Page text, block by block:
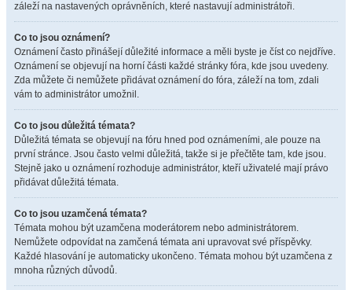
záleží na nastavených oprávněních, které nastavují administrátoři.
Co to jsou oznámení?
Oznámení často přinášejí důležité informace a měli byste je číst co nejdříve.
Oznámení se objevují na horní části každé stránky fóra, kde jsou uvedeny.
Zda můžete či nemůžete přidávat oznámení do fóra, záleží na tom, zdali
vám to administrátor umožnil.
Co to jsou důležitá témata?
Důležitá témata se objevují na fóru hned pod oznámeními, ale pouze na
první stránce. Jsou často velmi důležitá, takže si je přečtěte tam, kde jsou.
Stejně jako u oznámení rozhoduje administrátor, kteří uživatelé mají právo
přidávat důležitá témata.
Co to jsou uzamčená témata?
Témata mohou být uzamčena moderátorem nebo administrátorem.
Nemůžete odpovídat na zamčená témata ani upravovat své příspěvky.
Každé hlasování je automaticky ukončeno. Témata mohou být uzamčena z
mnoha různých důvodů.